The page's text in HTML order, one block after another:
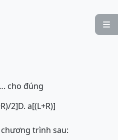

cho đúng
2]D. a[(L+R)]
trình sau: